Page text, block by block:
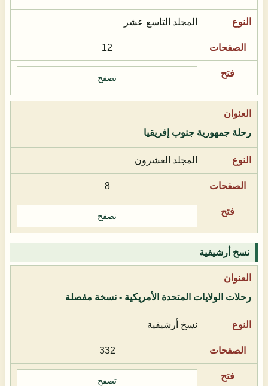
المجلد التاسع عشر
12
تصفح
رحلة جمهورية جنوب إفريقيا
المجلد العشرون
8
تصفح
نسخ أرشيفية
رحلات الولايات المتحدة الأمريكية - نسخة مفصلة
نسخ أرشيفية
332
تصفح